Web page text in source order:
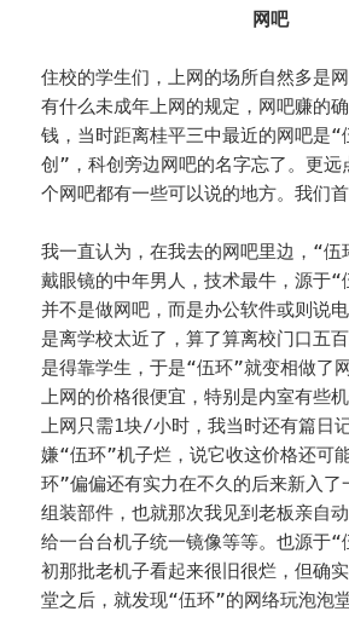
网吧
住校的学生们，上网的场所自然多是
有什么未成年上网的规定，网吧赚的
钱，当时距离桂平三中最近的网吧是
创”，科创旁边网吧的名字忘了。更
个网吧都有一些可以说的地方。我们
我一直认为，在我去的网吧里边，“
戴眼镜的中年男人，技术最牛，源于
并不是做网吧，而是办公软件或则说
是离学校太近了，算了算离校门口五
是得靠学生，于是“伍环”就变相做了
上网的价格很便宜，特别是内室有些
上网只需1块/小时，我当时还有篇日
嫌“伍环”机子烂，说它收这价格还可
环”偏偏还有实力在不久的后来新入了
组装部件，也就那次我见到老板亲自
给一台台机子统一镜像等等。也源于
初那批老机子看起来很旧很烂，但确
堂之后，就发现“伍环”的网络玩泡泡